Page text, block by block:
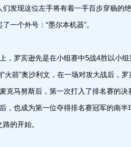
现这位左手将有着一手百步穿杨的
一个外号：“墨尔本机器”。
罗宾逊先是在小组赛中5战4胜以小组
火箭”奥沙利文，在一场对攻大战后，
克马努斯后，第一次打入了排名赛的决
，也成为第一位夺得排名赛冠军的南半
的开始。